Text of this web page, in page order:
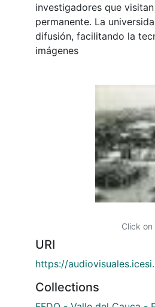
investigadores que
permanente. La
difusión, facilitando la
imágenes
Click
URI
https://
Collections